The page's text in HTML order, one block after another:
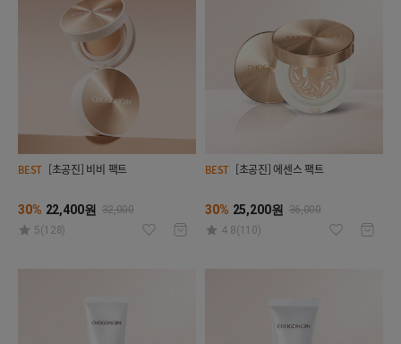
BEST [초공진] 비비 팩트
30% 22,400원
32,000
5(128)
BEST [초공진] 에센스 팩트
30% 25,200원
36,000
4.8(110)